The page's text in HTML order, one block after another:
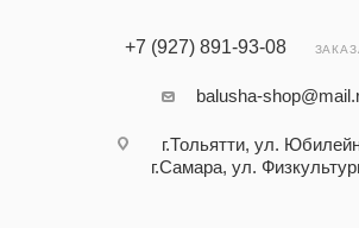
+7 (927) 891-93-08
balusha-
г.Тольятти, ул.
г.Самара, ул.